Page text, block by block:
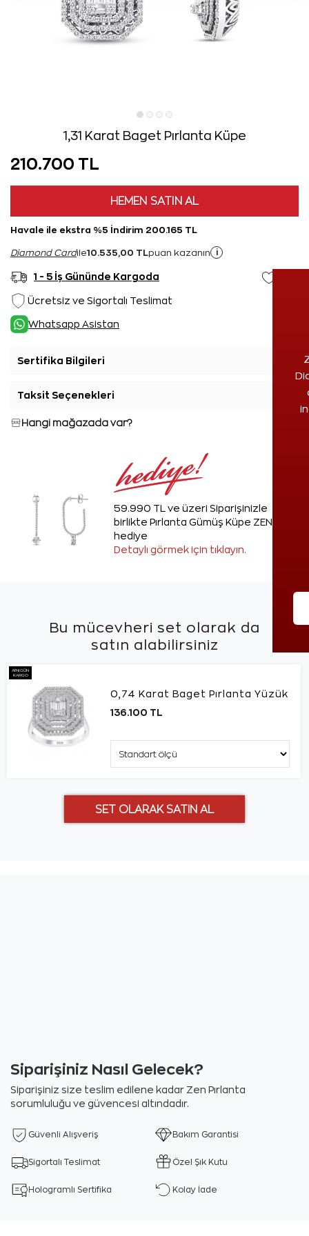
1,31 Karat Baget Pırlanta Küpe
210.700 TL
HEMEN SATIN AL
Havale ile ekstra %5 İndirim 200.165 TL
Diamond Cardile10.535,00 TL puan kazanın i
1 - 5 İş Gününde Kargoda
Ücretsiz ve Sigortalı Teslimat
Whatsapp Asistan
Sertifika Bilgileri
Taksit Seçenekleri
Hangi mağazada var?
59.990 TL ve üzeri Siparişinizle
birlikte Pırlanta Gümüş Küpe ZEN'den
hediye
Detaylı görmek için tıklayın.
Bu mücevheri set olarak da
satın alabilirsiniz
AYNI GÜN
KARGO
0,74 Karat Baget Pırlanta Yüzük
136.100 TL
Siparişiniz Nasıl Gelecek?
Siparişiniz size teslim edilene kadar Zen Pırlanta
sorumluluğu ve güvencesi altındadır.
Güvenli Alışveriş Bakım Garantisi
Sigortalı Teslimat Özel Şık Kutu
Hologramlı Sertifika Kolay İade